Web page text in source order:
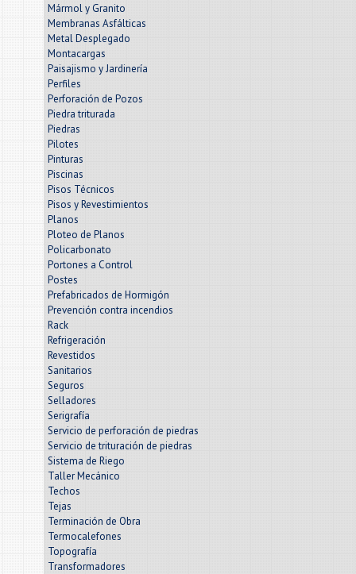
Mármol y Granito
Membranas Asfálticas
Metal Desplegado
Montacargas
Paisajismo y Jardinería
Perfiles
Perforación de Pozos
Piedra triturada
Piedras
Pilotes
Pinturas
Piscinas
Pisos Técnicos
Pisos y Revestimientos
Planos
Ploteo de Planos
Policarbonato
Portones a Control
Postes
Prefabricados de Hormigón
Prevención contra incendios
Rack
Refrigeración
Revestidos
Sanitarios
Seguros
Selladores
Serigrafía
Servicio de perforación de piedras
Servicio de trituración de piedras
Sistema de Riego
Taller Mecánico
Techos
Tejas
Terminación de Obra
Termocalefones
Topografía
Transformadores